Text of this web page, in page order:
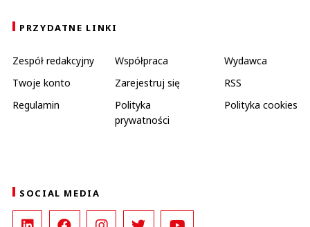
PRZYDATNE LINKI
Zespół redakcyjny Współpraca
Wydawca
Twoje konto
Zarejestruj się
RSS
Regulamin
Polityka
prywatności
Polityka cookies
SOCIAL MEDIA